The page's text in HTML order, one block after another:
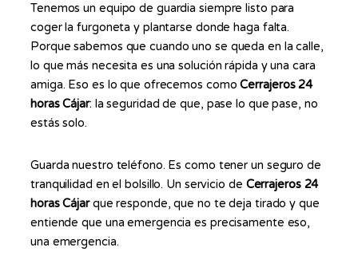
Tenemos un equipo de guardia siempre listo para
coger la furgoneta y plantarse donde haga falta.
Porque sabemos que cuando uno se queda en la calle,
lo que más necesita es una solución rápida y una cara
amiga. Eso es lo que ofrecemos comoCerrajeros 24
horas Cájar: la seguridad de que, pase lo que pase, no
estás solo.
Guarda nuestro teléfono. Es como tener un seguro de
tranquilidad en el bolsillo. Un servicio de Cerrajeros 24
horas Cájarque responde, que no te deja tirado y que
entiende que una emergencia es precisamente eso,
una emergencia.